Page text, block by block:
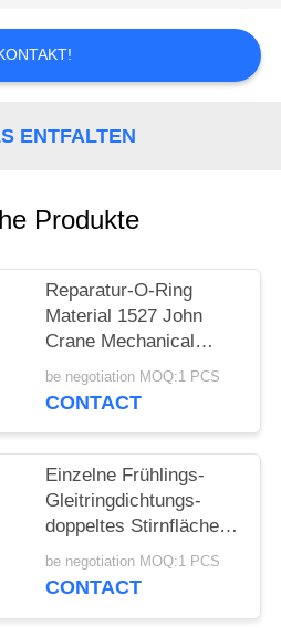
ENTFALTEN
Produkte
Reparatur-O-Ring
Material 1527 John
Crane Mechanical
Seals SS304
be negotiation MOQ:1 PCS
CONTACT
Einzelne Frühlings-
Gleitringdichtungs-
doppeltes Stirnfläche-
Gummi-Gebrüll
be negotiation MOQ:1 PCS
CONTACT